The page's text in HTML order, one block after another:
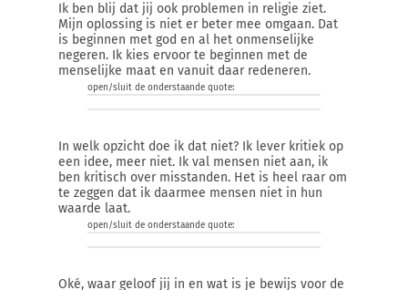
Ik ben blij dat jij ook problemen in religie ziet.
Mijn oplossing is niet er beter mee omgaan. Dat
is beginnen met god en al het onmenselijke
negeren. Ik kies ervoor te beginnen met de
menselijke maat en vanuit daar redeneren.
open/sluit de onderstaande quote:
In welk opzicht doe ik dat niet? Ik lever kritiek op
een idee, meer niet. Ik val mensen niet aan, ik
ben kritisch over misstanden. Het is heel raar om
te zeggen dat ik daarmee mensen niet in hun
waarde laat.
open/sluit de onderstaande quote:
Oké, waar geloof jij in en wat is je bewijs voor de